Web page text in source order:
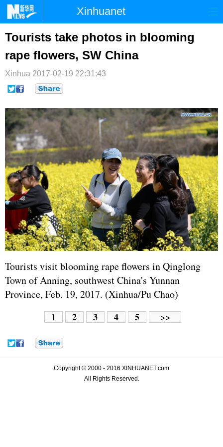
Xinhuanet
首页 时政 国际
台湾 财经 法治
纪检 体育
文娱
博客 微博
Tourists take photos in blooming
rape flowers, SW China
Xinhua 2017-02-19 22:31:43
Tourists visit blooming rape flowers in Qinglong
Town of Anning, southwest China's Yunnan
Province, Feb. 19, 2017. (Xinhua/Pu Chao)
1 2 3 4 5 >>
Copyright © 2000 - 2016 XINHUANET.com
All Rights Reserved.